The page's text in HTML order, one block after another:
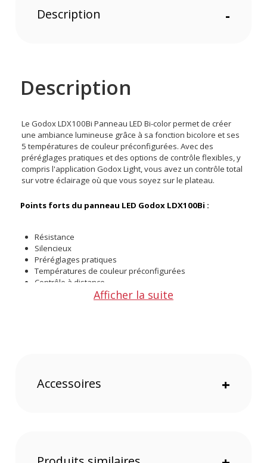
Description -
Description
Le Godox LDX100Bi Panneau LED Bi-color permet de créer
une ambiance lumineuse grâce à sa fonction bicolore et ses
5 températures de couleur préconfigurées. Avec des
préréglages pratiques et des options de contrôle flexibles, y
compris l'application Godox Light, vous avez un contrôle total
sur votre éclairage où que vous soyez sur le plateau.
Points forts du panneau LED Godox LDX100Bi :
Résistance
Silencieux
Préréglages pratiques
Températures de couleur préconfigurées
Contrôle à distance
Alimentations multiplesAfficher la suite
Accessoires +